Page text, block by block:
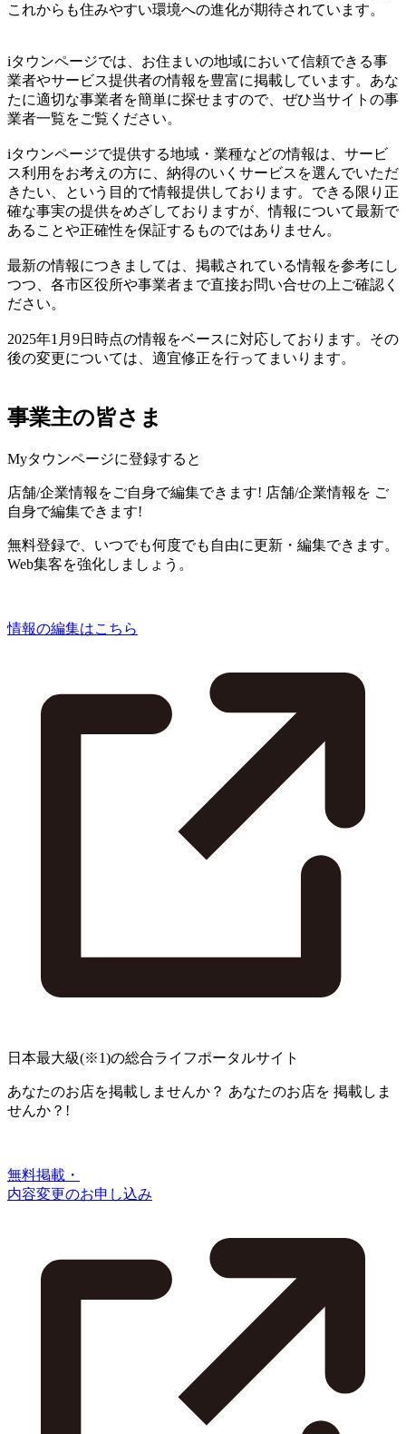
これからも住みやすい環境への進化が期待されています。
iタウンページでは、お住まいの地域において信頼できる事
業者やサービス提供者の情報を豊富に掲載しています。あな
たに適切な事業者を簡単に探せますので、ぜひ当サイトの事
業者一覧をご覧ください。
iタウンページで提供する地域・業種などの情報は、サービ
ス利用をお考えの方に、納得のいくサービスを選んでいただ
きたい、という目的で情報提供しております。できる限り正
確な事実の提供をめざしておりますが、情報について最新で
あることや正確性を保証するものではありません。
最新の情報につきましては、掲載されている情報を参考にし
つつ、各市区役所や事業者まで直接お問い合せの上ご確認く
ださい。
2025年1月9日時点の情報をベースに対応しております。その
後の変更については、適宜修正を行ってまいります。
事業主の皆さま
Myタウンページに登録すると
店舗/企業情報をご自身で編集できます! 店舗/企業情報を ご
自身で編集できます!
無料登録で、いつでも何度でも自由に更新・編集できます。
Web集客を強化しましょう。
情報の編集はこちら
日本最大級(※1)の総合ライフポータルサイト
あなたのお店を掲載しませんか？ あなたのお店を 掲載しま
せんか？!
無料掲載・
内容変更のお申し込み